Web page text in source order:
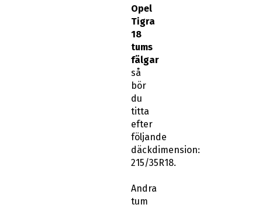
Opel
Tigra
18
tums
fälgar
så
bör
du
titta
efter
följande
däckdimension:
215/35R18.
Andra
tum